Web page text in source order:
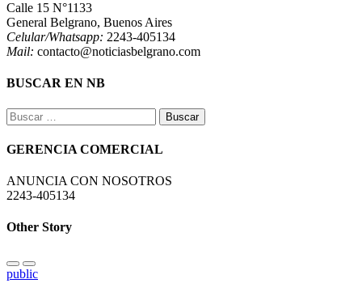
Calle 15 N°1133
General Belgrano, Buenos Aires
Celular/Whatsapp: 2243-405134
Mail: contacto@noticiasbelgrano.com
BUSCAR EN NB
Buscar:
GERENCIA COMERCIAL
ANUNCIA CON NOSOTROS
2243-405134
Other Story
public